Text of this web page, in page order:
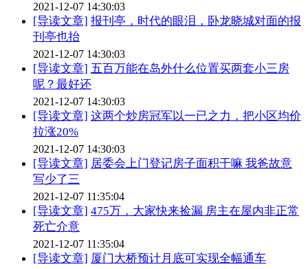
2021-12-07 14:30:03
[导读文章] 报刊亭，时代的眼泪，卧龙晓城对面的报
刊亭也抬
2021-12-07 14:30:03
[导读文章] 五百万能在岛外什么位置买两套小三房
呢？最好还
2021-12-07 14:30:03
[导读文章] 这两个炒房冠军以一已之力，把小区均价
拉涨20%
2021-12-07 14:30:03
[导读文章] 居委会上门登记房子面积干嘛 我爸故意
写少了三
2021-12-07 11:35:04
[导读文章] 475万，大家快来捡漏 房主在屋内非正常
死亡介意
2021-12-07 11:35:04
[导读文章] 厦门大桥预计月底可实现全幅通车